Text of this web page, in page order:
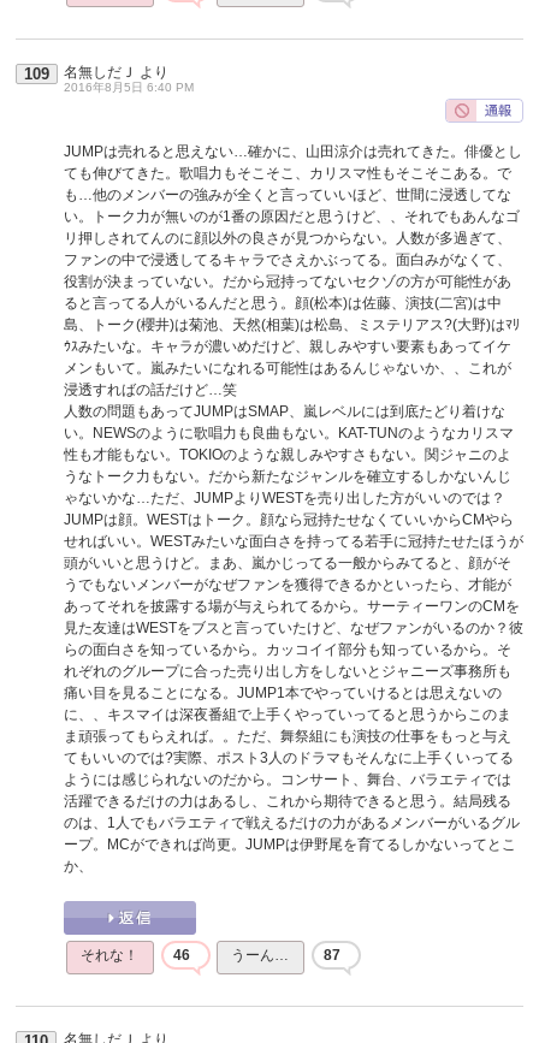
109 名無しだＪ より
2016年8月5日 6:40 PM
JUMPは売れると思えない…確かに、山田涼介は売れてきた。俳優とし
ても伸びてきた。歌唱力もそこそこ、カリスマ性もそこそこある。で
も…他のメンバーの強みが全くと言っていいほど、世間に浸透してな
い。トーク力が無いのが1番の原因だと思うけど、、それでもあんなゴ
リ押しされてんのに顔以外の良さが見つからない。人数が多過ぎて、
ファンの中で浸透してるキャラでさえかぶってる。面白みがなくて、
役割が決まっていない。だから冠持ってないセクゾの方が可能性があ
ると言ってる人がいるんだと思う。顔(松本)は佐藤、演技(二宮)は中
島、トーク(櫻井)は菊池、天然(相葉)は松島、ミステリアス?(大野)はﾏﾘ
ｳｽみたいな。キャラが濃いめだけど、親しみやすい要素もあってイケ
メンもいて。嵐みたいになれる可能性はあるんじゃないか、、これが
浸透すればの話だけど…笑
人数の問題もあってJUMPはSMAP、嵐レベルには到底たどり着けな
い。NEWSのように歌唱力も良曲もない。KAT-TUNのようなカリスマ
性も才能もない。TOKIOのような親しみやすさもない。関ジャニのよ
うなトーク力もない。だから新たなジャンルを確立するしかないんじ
ゃないかな…ただ、JUMPよりWESTを売り出した方がいいのでは？
JUMPは顔。WESTはトーク。顔なら冠持たせなくていいからCMやら
せればいい。WESTみたいな面白さを持ってる若手に冠持たせたほうが
頭がいいと思うけど。まあ、嵐かじってる一般からみてると、顔がそ
うでもないメンバーがなぜファンを獲得できるかといったら、才能が
あってそれを披露する場が与えられてるから。サーティーワンのCMを
見た友達はWESTをブスと言っていたけど、なぜファンがいるのか？彼
らの面白さを知っているから。カッコイイ部分も知っているから。そ
れぞれのグループに合った売り出し方をしないとジャニーズ事務所も
痛い目を見ることになる。JUMP1本でやっていけるとは思えないの
に、、キスマイは深夜番組で上手くやっていってると思うからこのま
ま頑張ってもらえれば。。ただ、舞祭組にも演技の仕事をもっと与え
てもいいのでは?実際、ポスト3人のドラマもそんなに上手くいってる
ようには感じられないのだから。コンサート、舞台、バラエティでは
活躍できるだけの力はあるし、これから期待できると思う。結局残る
のは、1人でもバラエティで戦えるだけの力があるメンバーがいるグル
ープ。MCができれば尚更。JUMPは伊野尾を育てるしかないってとこ
か、
それな！ 46 うーん… 87
名無しだＪ より